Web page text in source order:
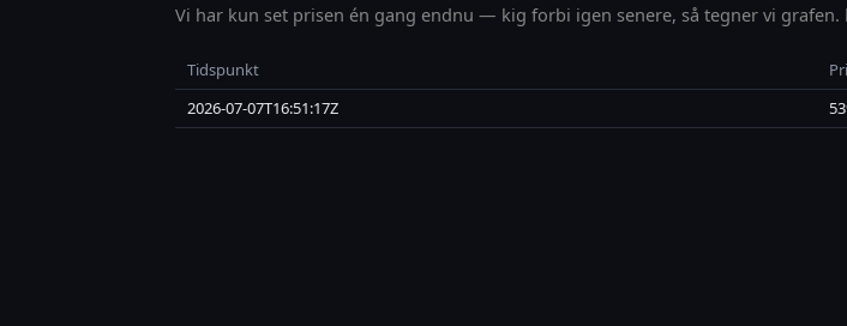
Vi har kun set prisen én gang endnu — kig forbi igen senere, så tegner vi grafen.
Tidspunkt
2026-07-07T16:51:17Z